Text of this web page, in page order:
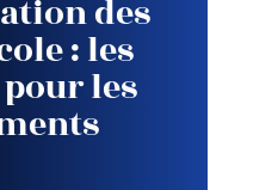
des
: les
les